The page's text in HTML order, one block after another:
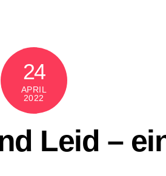
24
APRIL
2022
Leid –